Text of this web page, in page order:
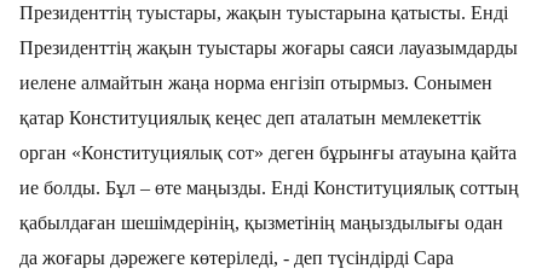
Президенттің туыстары, жақын туыстарына қатысты. Енді
Президенттің жақын туыстары жоғары саяси лауазымдарды
иелене алмайтын жаңа норма енгізіп отырмыз. Сонымен
қатар Конституциялық кеңес деп аталатын мемлекеттік
орган «Конституциялық сот» деген бұрынғы атауына қайта
ие болды. Бұл – өте маңызды. Енді Конституциялық соттың
қабылдаған шешімдерінің, қызметінің маңыздылығы одан
да жоғары дәрежеге көтеріледі, - деп түсіндірді Сара